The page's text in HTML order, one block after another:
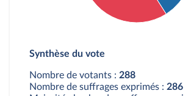
Contre : 168 députés
Synthèse du vote
Nombre de votants : 288
Nombre de suffrages exprimés : 286